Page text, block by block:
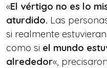
«El vértigo no es lo
aturdido. Las
si realmente estuvieran
como si el mundo
alrededor«,